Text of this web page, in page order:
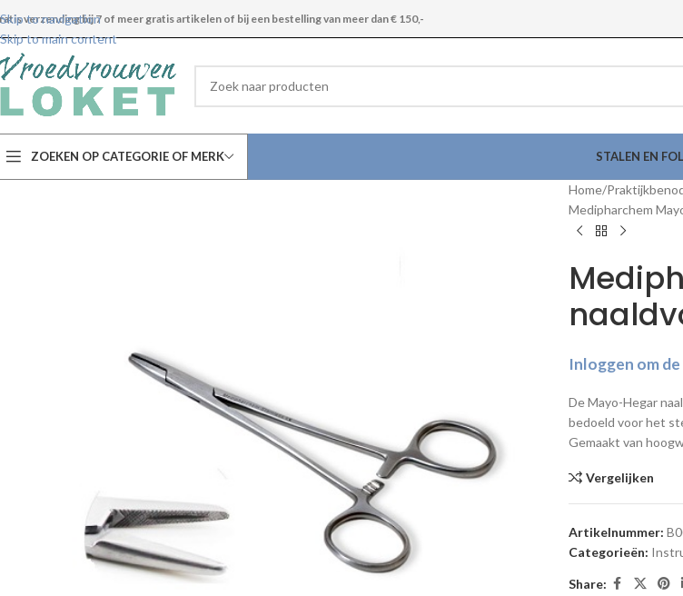
Skip to navigation
Skip to main content
verzending bij 7 of meer gratis artikelen of bij een bestelling van meer dan € 150,-
ZOEKEN OP CATEGORIE OF MERK STALEN EN
Home
Medipharchem
Inloggen om
De Mayo-Hegar
bedoeld voor het
Gemaakt van
Vergelijken
Artikelnummer:
Categorieën:
Share: